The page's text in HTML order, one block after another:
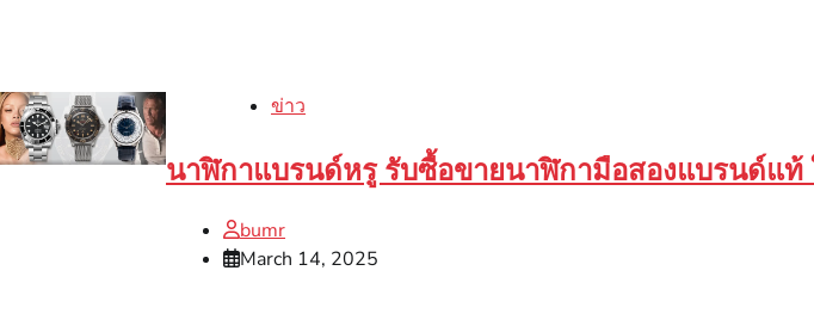
ข่าว
นาฬิกาแบรนด์หรู รับซื้อขายนาฬิกามือสองแบรนด์แท้
bumr
March 14, 2025